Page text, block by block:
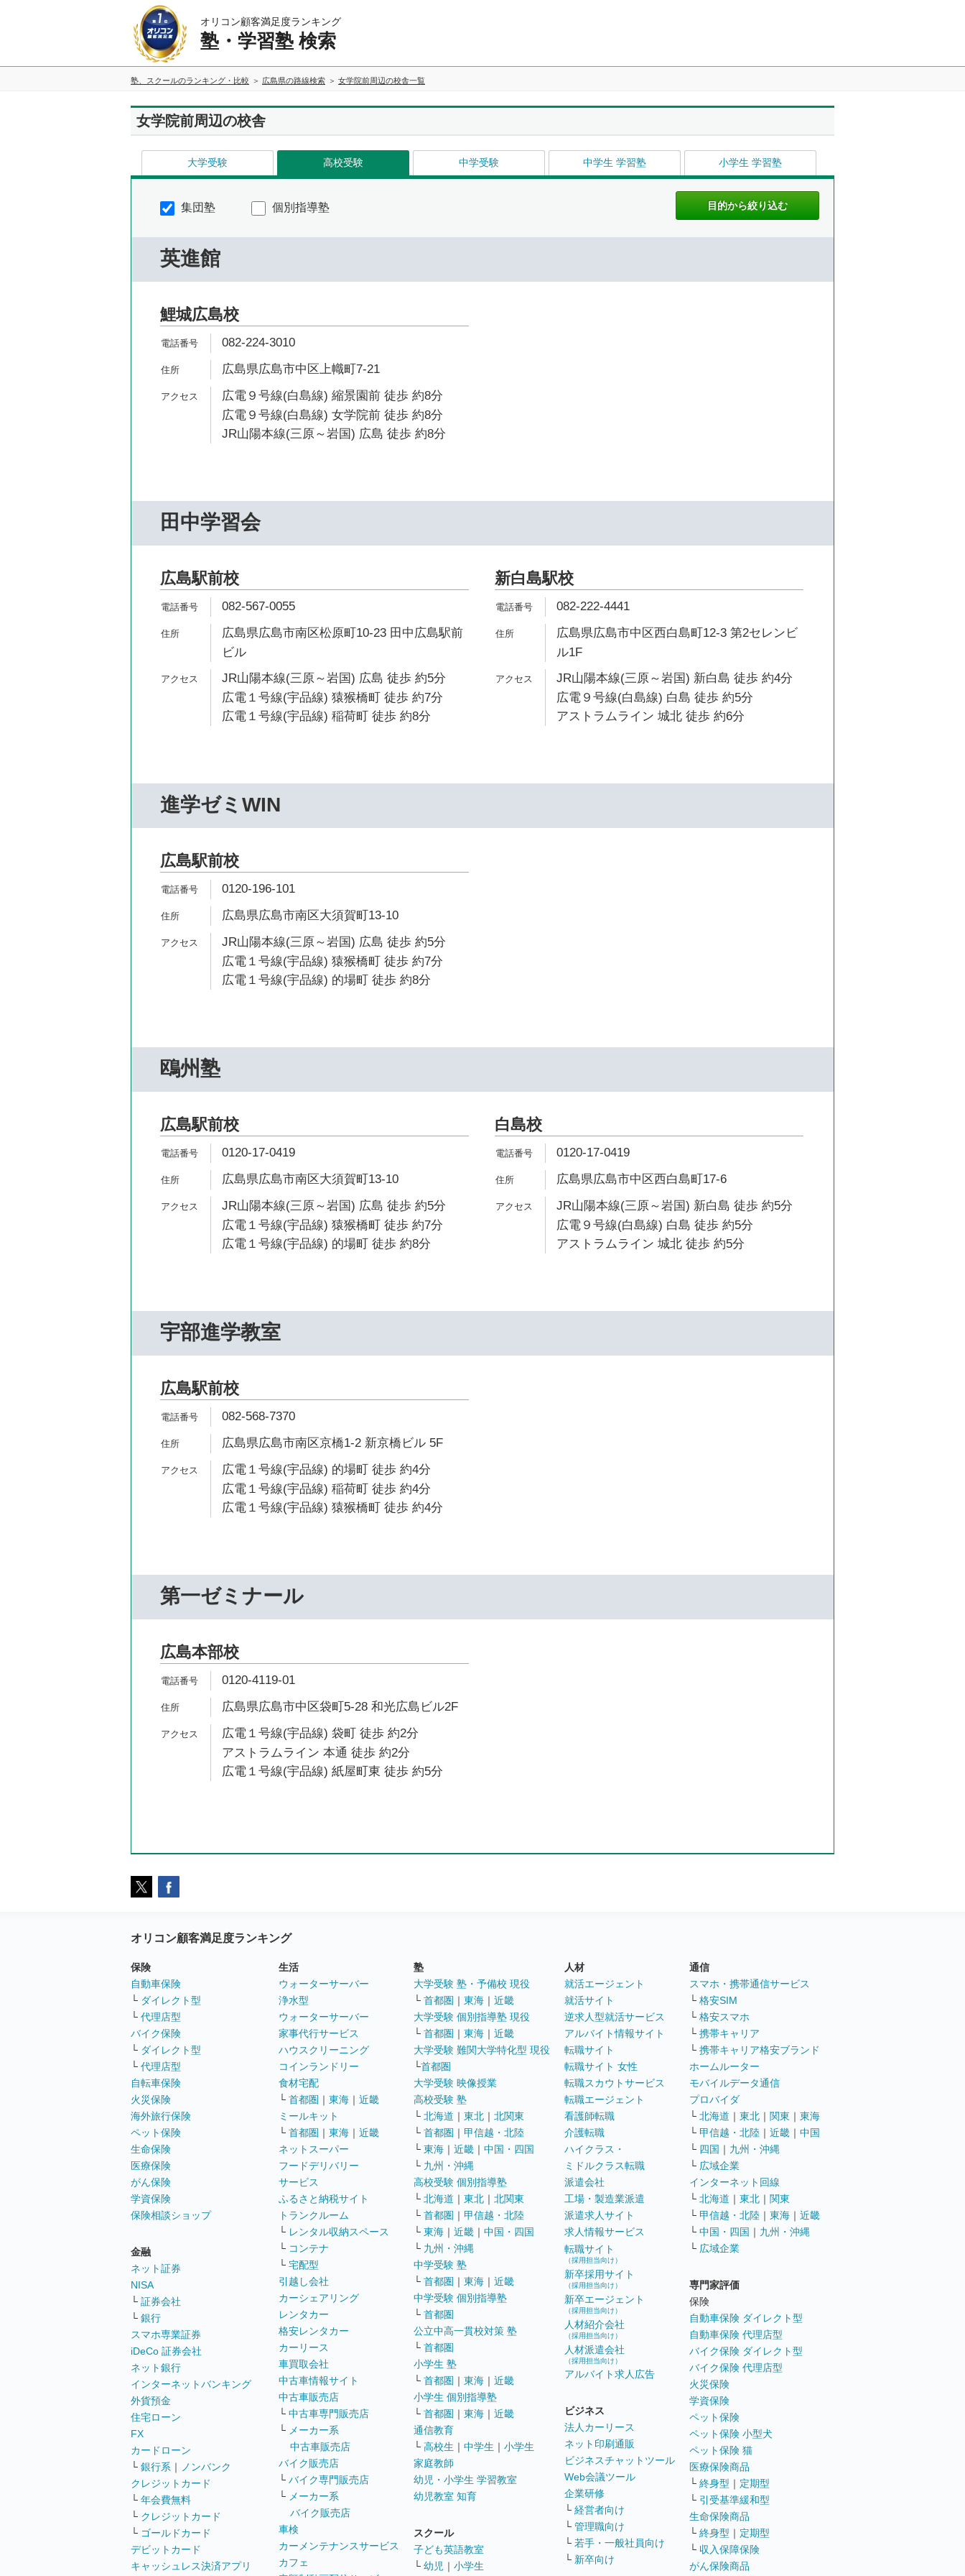
オリコン顧客満足度ランキング
塾・学習塾 検索
塾、スクールのランキング・比較 広島県の路線検索 女学院前周辺の校舎一覧
女学院前周辺の校舎
大学受験 高校受験 中学受験 中学生 学習塾 小学生 学習塾
集団塾 個別指導塾
英進館
鯉城広島校
082-224-3010
広島県広島市中区上幟町7-21
広電９号線(白島線) 縮景園前 徒歩 約8分
広電９号線(白島線) 女学院前 徒歩 約8分
JR山陽本線(三原～岩国) 広島 徒歩 約8分
田中学習会
広島駅前校
082-567-0055
広島県広島市南区松原町10-23 田中広島駅前
ビル
JR山陽本線(三原～岩国) 広島 徒歩 約5分
広電１号線(宇品線) 猿猴橋町 徒歩 約7分
広電１号線(宇品線) 稲荷町 徒歩 約8分
新白島駅校
082-222-4441
広島県広島市中区西白島町12-3 第2セレンビ
ル1F
JR山陽本線(三原～岩国) 新白島 徒歩 約4分
広電９号線(白島線) 白島 徒歩 約5分
アストラムライン 城北 徒歩 約6分
進学ゼミWIN
広島駅前校
0120-196-101
広島県広島市南区大須賀町13-10
JR山陽本線(三原～岩国) 広島 徒歩 約5分
広電１号線(宇品線) 猿猴橋町 徒歩 約7分
広電１号線(宇品線) 的場町 徒歩 約8分
鴎州塾
広島駅前校
0120-17-0419
広島県広島市南区大須賀町13-10
JR山陽本線(三原～岩国) 広島 徒歩 約5分
広電１号線(宇品線) 猿猴橋町 徒歩 約7分
広電１号線(宇品線) 的場町 徒歩 約8分
白島校
0120-17-0419
広島県広島市中区西白島町17-6
JR山陽本線(三原～岩国) 新白島 徒歩 約5分
広電９号線(白島線) 白島 徒歩 約5分
アストラムライン 城北 徒歩 約5分
宇部進学教室
広島駅前校
082-568-7370
広島県広島市南区京橋1-2 新京橋ビル 5F
広電１号線(宇品線) 的場町 徒歩 約4分
広電１号線(宇品線) 稲荷町 徒歩 約4分
広電１号線(宇品線) 猿猴橋町 徒歩 約4分
第一ゼミナール
広島本部校
0120-4119-01
広島県広島市中区袋町5-28 和光広島ビル2F
広電１号線(宇品線) 袋町 徒歩 約2分
アストラムライン 本通 徒歩 約2分
広電１号線(宇品線) 紙屋町東 徒歩 約5分
オリコン顧客満足度ランキング
保険
自動車保険
└ ダイレクト型
└ 代理店型
バイク保険
└ ダイレクト型
└ 代理店型
自転車保険
火災保険
海外旅行保険
ペット保険
生命保険
医療保険
がん保険
学資保険
保険相談ショップ
金融
ネット証券
NISA
└ 証券会社
└ 銀行
スマホ専業証券
iDeCo 証券会社
ネット銀行
インターネットバンキング
外貨預金
住宅ローン
FX
カードローン
└ 銀行系 ｜
ノンバンク
クレジットカード
└ 年会費無料
└ クレジットカード
└ ゴールドカード
デビットカード
キャッシュレス決済アプリ
生活
ウォーターサーバー
浄水型
ウォーターサーバー
家事代行サービス
ハウスクリーニング
コインランドリー
食材宅配
└ 首都圏 ｜ 東海 ｜ 近畿
ミールキット
└ 首都圏 ｜ 東海 ｜ 近畿
ネットスーパー
フードデリバリー
サービス
ふるさと納税サイト
トランクルーム
└ レンタル収納スペース
└ コンテナ
└ 宅配型
引越し会社
カーシェアリング
レンタカー
格安レンタカー
カーリース
車買取会社
中古車情報サイト
中古車販売店
└ 中古車専門販売店
└ メーカー系
中古車販売店
バイク販売店
└ バイク専門販売店
└ メーカー系
バイク販売店
車検
カーメンテナンスサービス
カフェ
塾
大学受験 塾・予備校 現役
└ 首都圏 ｜ 東海 ｜ 近畿
大学受験 個別指導塾 現役
└ 首都圏 ｜ 東海 ｜ 近畿
大学受験 難関大学特化型 現役
└首都圏
大学受験 映像授業
高校受験 塾
└ 北海道 ｜ 東北 ｜ 北関東
└ 首都圏 ｜ 甲信越・北陸
└ 東海 ｜ 近畿 ｜ 中国・四国
└ 九州・沖縄
高校受験 個別指導塾
└ 北海道 ｜ 東北 ｜ 北関東
└ 首都圏 ｜ 甲信越・北陸
└ 東海 ｜ 近畿 ｜ 中国・四国
└ 九州・沖縄
中学受験 塾
└ 首都圏 ｜ 東海 ｜ 近畿
中学受験 個別指導塾
└ 首都圏
公立中高一貫校対策 塾
└ 首都圏
小学生 塾
└ 首都圏 ｜ 東海 ｜ 近畿
小学生 個別指導塾
└ 首都圏 ｜ 東海 ｜ 近畿
通信教育
└ 高校生 ｜ 中学生 ｜ 小学生
家庭教師
幼児・小学生 学習教室
幼児教室 知育
スクール
子ども英語教室
└ 幼児 ｜ 小学生
人材
就活エージェント
就活サイト
逆求人型就活サービス
アルバイト情報サイト
転職サイト
転職サイト 女性
転職スカウトサービス
転職エージェント
看護師転職
介護転職
ハイクラス・
ミドルクラス転職
派遣会社
工場・製造業派遣
派遣求人サイト
求人情報サービス
転職サイト
（採用担当向け）
新卒採用サイト
（採用担当向け）
新卒エージェント
（採用担当向け）
人材紹介会社
（採用担当向け）
人材派遣会社
（採用担当向け）
アルバイト求人広告
ビジネス
法人カーリース
ネット印刷通販
ビジネスチャットツール
Web会議ツール
企業研修
└ 経営者向け
└ 管理職向け
└ 若手・一般社員向け
└ 新卒向け
通信
スマホ・携帯通信サービス
└ 格安SIM
└ 格安スマホ
└ 携帯キャリア
└ 携帯キャリア格安ブランド
ホームルーター
モバイルデータ通信
プロバイダ
└ 北海道 ｜ 東北 ｜ 関東 ｜ 東海
└ 甲信越・北陸 ｜ 近畿 ｜ 中国
└ 四国 ｜ 九州・沖縄
└ 広域企業
インターネット回線
└ 北海道 ｜ 東北 ｜ 関東
└ 甲信越・北陸 ｜ 東海 ｜ 近畿
└ 中国・四国 ｜ 九州・沖縄
└ 広域企業
専門家評価
保険
自動車保険 ダイレクト型
自動車保険 代理店型
バイク保険 ダイレクト型
バイク保険 代理店型
火災保険
学資保険
ペット保険
ペット保険 小型犬
ペット保険 猫
医療保険商品
└ 終身型 ｜ 定期型
└ 引受基準緩和型
生命保険商品
└ 終身型 ｜ 定期型
└ 収入保障保険
がん保険商品